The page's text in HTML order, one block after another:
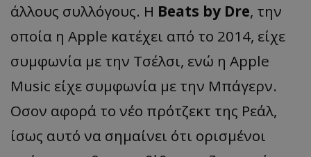
άλλους συλλόγους. Η Beats by Dre, την
οποία η Apple κατέχει από το 2014, είχε
συμφωνία με την Τσέλσι, ενώ η Apple
Music είχε συμφωνία με την Μπάγερν.
Οσον αφορά το νέο πρότζεκτ της Ρεάλ,
ίσως αυτό να σημαίνει ότι ορισμένοι